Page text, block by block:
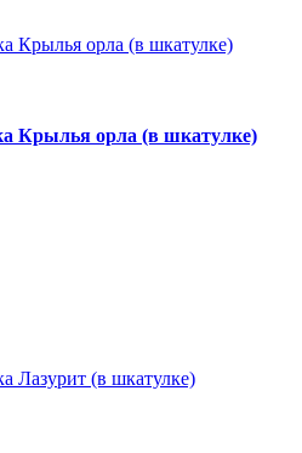
Крылья орла (в шкатулке)